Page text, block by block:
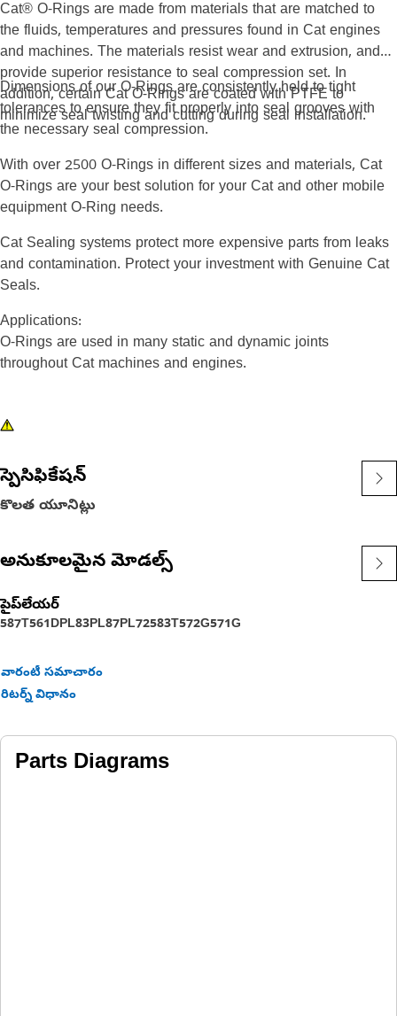
Cat® O-Rings are made from materials that are matched to
the fluids, temperatures and pressures found in Cat engines
and machines. The materials resist wear and extrusion, and
provide superior resistance to seal compression set. In
addition, certain Cat O-Rings are coated with PTFE to
minimize seal twisting and cutting during seal installation.
Dimensions of our O-Rings are consistently held to tight
tolerances to ensure they fit properly into seal grooves with
the necessary seal compression.
With over 2500 O-Rings in different sizes and materials, Cat
O-Rings are your best solution for your Cat and other mobile
equipment O-Ring needs.
Cat Sealing systems protect more expensive parts from leaks
and contamination. Protect your investment with Genuine Cat
Seals.
Applications:
O-Rings are used in many static and dynamic joints
throughout Cat machines and engines.
స్పెసిఫికేషన్
కొలత యూనిట్లు
అనుకూలమైన మోడల్స్
పైప్‌లేయర్
587T561DPL83PL87PL72583T572G571G
వారంటీ సమాచారం
రిటర్న్ విధానం
Parts Diagrams